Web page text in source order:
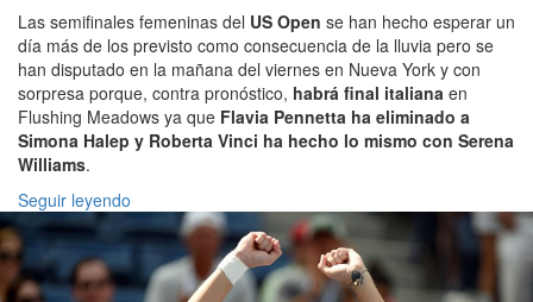
Las semifinales femeninas del US Open se han hecho esperar un
día más de los previsto como consecuencia de la lluvia pero se
han disputado en la mañana del viernes en Nueva York y con
sorpresa porque, contra pronóstico, habrá final italiana en
Flushing Meadows ya que Flavia Pennetta ha eliminado a
Simona Halep y Roberta Vinci ha hecho lo mismo con Serena
Williams.
Seguir leyendo